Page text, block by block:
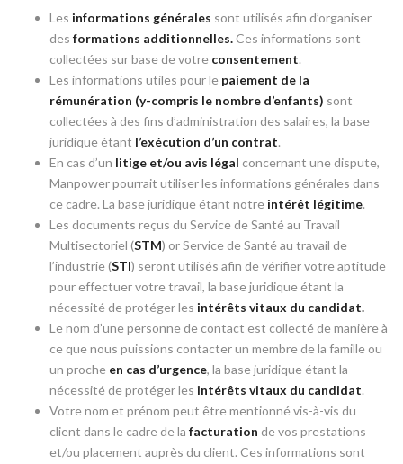
Les informations générales sont utilisés afin d’organiser
des formations additionnelles.Ces informations sont
collectées sur base de votre consentement.
Les informations utiles pour le paiement de la
rémunération (y-compris le nombre d’enfants) sont
collectées à des fins d’administration des salaires, la base
juridique étant l’exécution d’un contrat.
En cas d’un litige et/ou avis légal concernant une dispute,
Manpower pourrait utiliser les informations générales dans
ce cadre. La base juridique étant notre intérêt légitime.
Les documents reçus du Service de Santé au Travail
Multisectoriel (STM) or Service de Santé au travail de
l’industrie (STI) seront utilisés afin de vérifier votre aptitude
pour effectuer votre travail, la base juridique étant la
nécessité de protéger les intérêts vitaux du candidat.
Le nom d’une personne de contact est collecté de manière à
ce que nous puissions contacter un membre de la famille ou
un proche en cas d’urgence, la base juridique étant la
nécessité de protéger les intérêts vitaux du candidat.
Votre nom et prénom peut être mentionné vis-à-vis du
client dans le cadre de la facturation de vos prestations
et/ou placement auprès du client. Ces informations sont